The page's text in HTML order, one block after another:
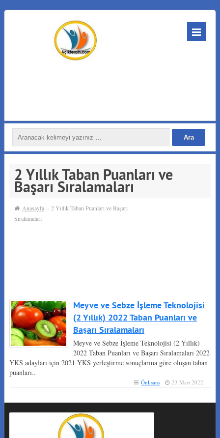
2 Yıllık Taban Puanları ve
Başarı Sıralamaları
Anasayfa ›› 2 Yıllık Taban Puanları ve Başarı
Sıralamaları
Meyve ve Sebze İşleme Teknolojisi
(2 Yıllık) 2022 Taban Puanları ve
Başarı Sıralamaları
Meyve ve Sebze İşleme Teknolojisi (2 Yıllık)
2022 Taban Puanları ve Başarı Sıralamaları 2022
YKS adayları için 2021 YKS yerleştirme sonuçlarına göre oluşan taban
puanları..
Önlisans 23 Mart 2022